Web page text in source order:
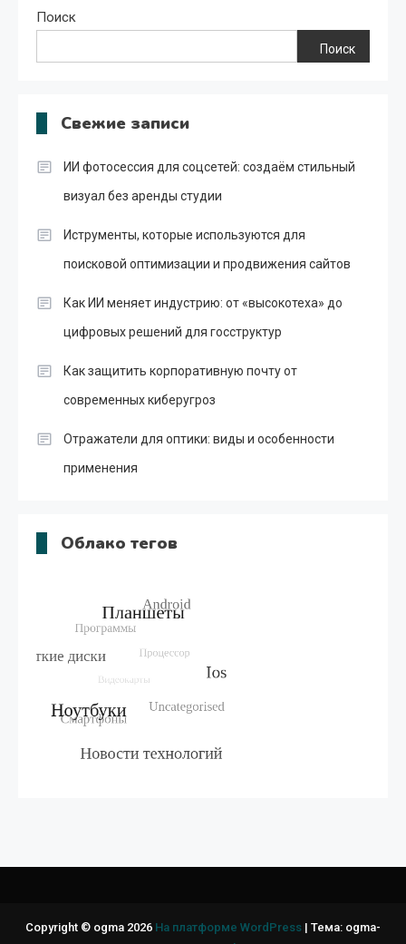
Поиск
Поиск
Свежие записи
ИИ фотосессия для соцсетей: создаём стильный
визуал без аренды студии
Иструменты, которые используются для
поисковой оптимизации и продвижения сайтов
Как ИИ меняет индустрию: от «высокотеха» до
цифровых решений для госструктур
Как защитить корпоративную почту от
современных киберугроз
Отражатели для оптики: виды и особенности
применения
Облако тегов
Copyright © ogma 2026 На платформе WordPress | Тема: ogma-